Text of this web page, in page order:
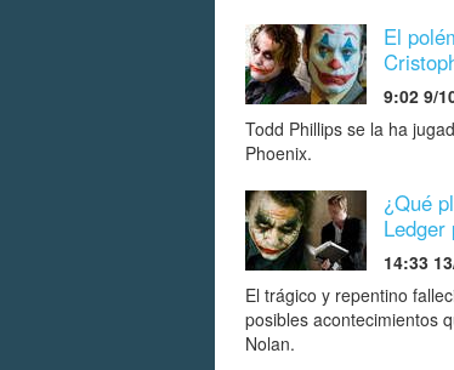
El
9:02 9/
Todd Phillips se la ha
Phoenix.
¿Qué
14:33
El trágico y repentino
posibles acontecimientos
Nolan.